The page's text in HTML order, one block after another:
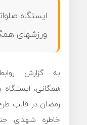
ایستگاه
ورزشهای
به گزارش
همگانی، ایستگاه
رمضان در قالب
خاطره شهدای